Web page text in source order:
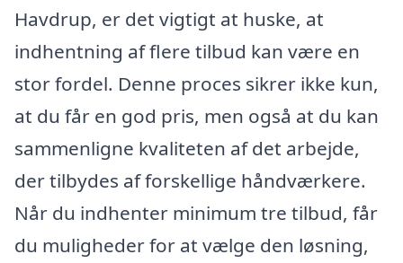
Havdrup, er det vigtigt at huske, at
indhentning af flere tilbud kan være en
stor fordel. Denne proces sikrer ikke kun,
at du får en god pris, men også at du kan
sammenligne kvaliteten af det arbejde,
der tilbydes af forskellige håndværkere.
Når du indhenter minimum tre tilbud, får
du muligheder for at vælge den løsning,